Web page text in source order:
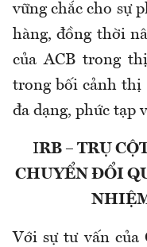
vững chắc cho sự
hàng, đồng thời
của ACB trong
trong bối cảnh thị
đa dạng, phức tạp
IRB – TRỤ
CHUYỂN ĐỔI
Với sự tư vấn của